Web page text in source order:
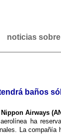
noticias
baños
Airways
ha
La compañí­a